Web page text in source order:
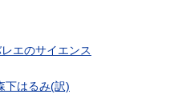
エのサイエンス
はるみ(訳)